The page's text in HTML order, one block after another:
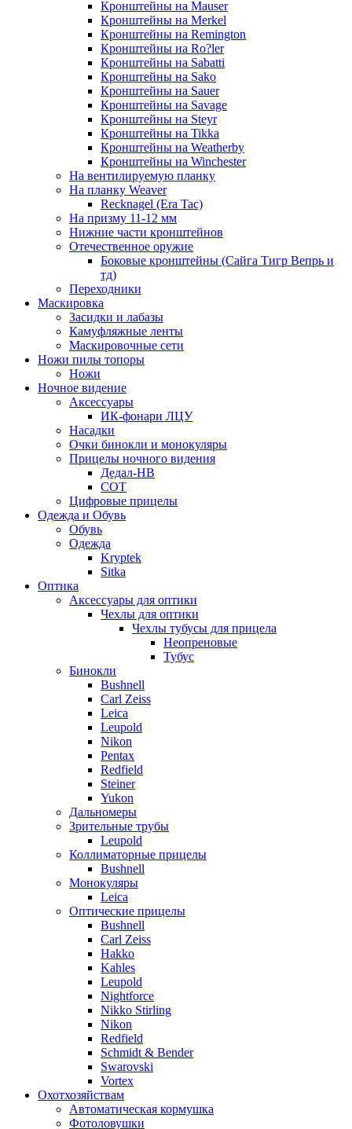
Кронштейны на Mauser
Кронштейны на Merkel
Кронштейны на Remington
Кронштейны на Ro?ler
Кронштейны на Sabatti
Кронштейны на Sako
Кронштейны на Sauer
Кронштейны на Savage
Кронштейны на Steyr
Кронштейны на Tikka
Кронштейны на Weatherby
Кронштейны на Winchester
На вентилируемую планку
На планку Weaver
Recknagel (Era Tac)
На призму 11-12 мм
Нижние части кронштейнов
Отечественное оружие
Боковые кронштейны (Сайга Тигр Вепрь и
тд)
Переходники
Маскировка
Засидки и лабазы
Камуфляжные ленты
Маскировочные сети
Ножи пилы топоры
Ножи
Ночное видение
Аксессуары
ИК-фонари ЛЦУ
Насадки
Очки бинокли и монокуляры
Прицелы ночного видения
Дедал-НВ
СОТ
Цифровые прицелы
Одежда и Обувь
Обувь
Одежда
Kryptek
Sitka
Оптика
Аксессуары для оптики
Чехлы для оптики
Чехлы тубусы для прицела
Неопреновые
Тубус
Бинокли
Bushnell
Carl Zeiss
Leica
Leupold
Nikon
Pentax
Redfield
Steiner
Yukon
Дальномеры
Зрительные трубы
Leupold
Коллиматорные прицелы
Bushnell
Монокуляры
Leica
Оптические прицелы
Bushnell
Carl Zeiss
Hakko
Kahles
Leupold
Nightforce
Nikko Stirling
Nikon
Redfield
Schmidt & Bender
Swarovski
Vortex
Охотхозяйствам
Автоматическая кормушка
Фотоловушки